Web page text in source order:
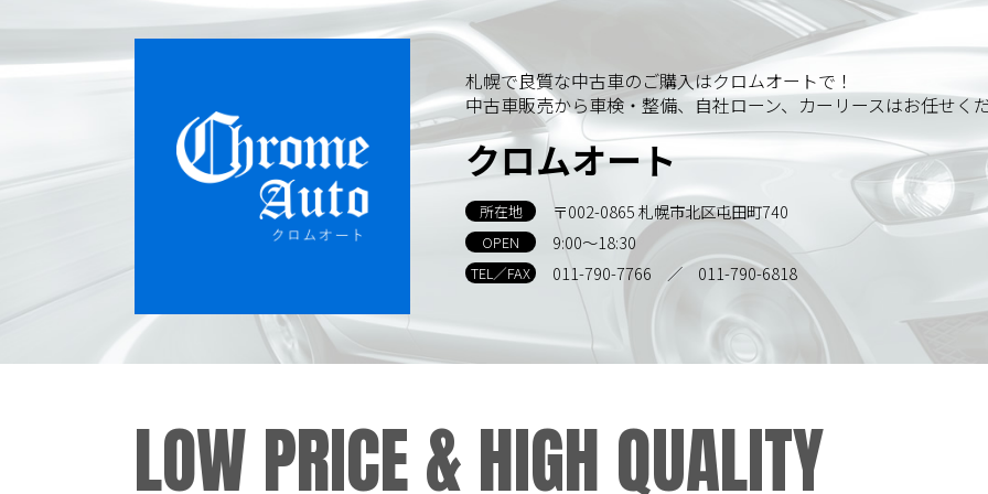
札幌で良質な中古車のご購入はクロムオートで！
中古車販売から車検・整備、自社ローン、カーリースはお任せく
クロムオート
所在地 〒002-0865 札幌市北区屯田町740
OPEN 9:00～18:30
TEL／FAX 011-790-7766 ／ 011-790-6818
LOW PRICE &HIGH QUALITY